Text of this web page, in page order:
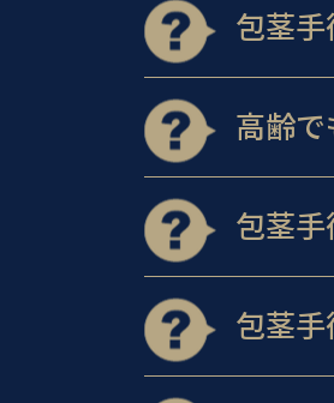
包茎
高齢
包茎
包茎手